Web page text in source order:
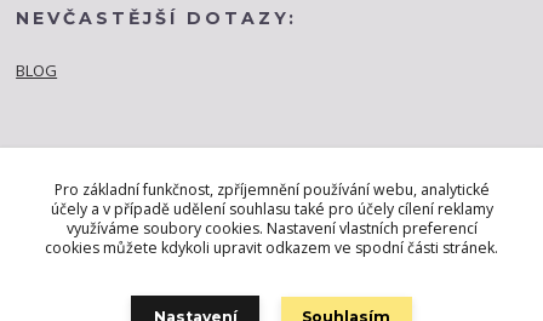
NEVČASTĚJŠÍ DOTAZY:
BLOG
Pro základní funkčnost, zpříjemnění používání webu, analytické
účely a v případě udělení souhlasu také pro účely cílení reklamy
využíváme soubory cookies. Nastavení vlastních preferencí
cookies můžete kdykoli upravit odkazem ve spodní části stránek.
Nastavení Souhlasím